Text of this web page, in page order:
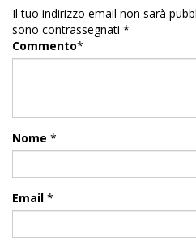
Il tuo indirizzo email non sarà
sono contrassegnati *
Commento*
Nome *
Email *